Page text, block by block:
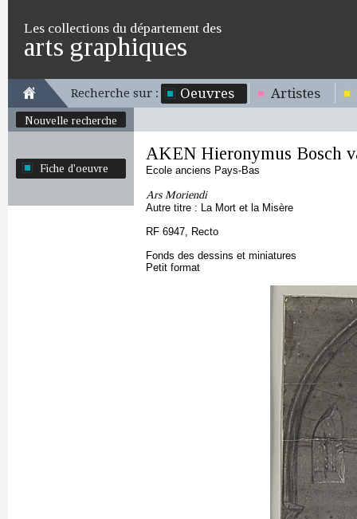
Les collections du département des
arts graphiques
Recherche sur : Oeuvres Artistes
Nouvelle recherche
Fiche d'oeuvre
AKEN Hieronymus Bosch
Ecole anciens Pays-Bas
Ars Moriendi
Autre titre : La Mort et la Misère
RF 6947, Recto
Fonds des dessins et miniatures
Petit format